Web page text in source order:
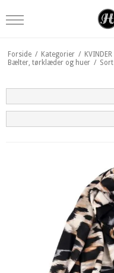
Forside / Kategorier / KVINDER
Bælter, tørklæder og huer /